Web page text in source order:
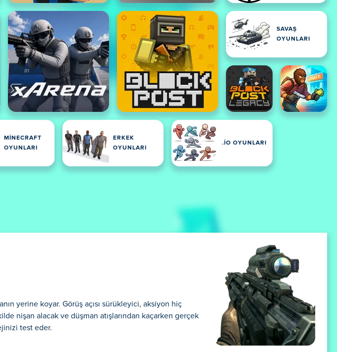
SAVAŞ
OYUNLARI
MINECRAFT
OYUNLARI
ERKEK
OYUNLARI
.IO OYUNLARI
yerine koyar. Görüş açısı sürükleyici, aksiyon hiç
nişan alacak ve düşman atışlarından kaçarken gerçek
test eder.